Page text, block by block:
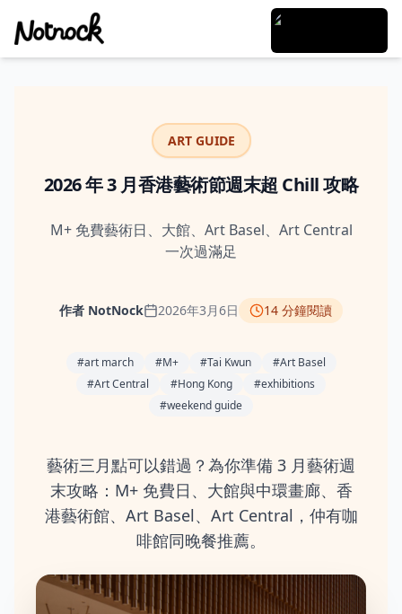
ART GUIDE
2026 年 3 月香港藝術節週末超 Chill 攻略
M+ 免費藝術日、大館、Art Basel、Art Central
一次過滿足
作者 NotNock 2026年3月6日 14 分鐘閱讀
#art march #M+ #Tai Kwun #Art Basel
#Art Central #Hong Kong #exhibitions
#weekend guide
藝術三月點可以錯過？為你準備 3 月藝術週
末攻略：M+ 免費日、大館與中環畫廊、香
港藝術館、Art Basel、Art Central，仲有咖
啡館同晚餐推薦。